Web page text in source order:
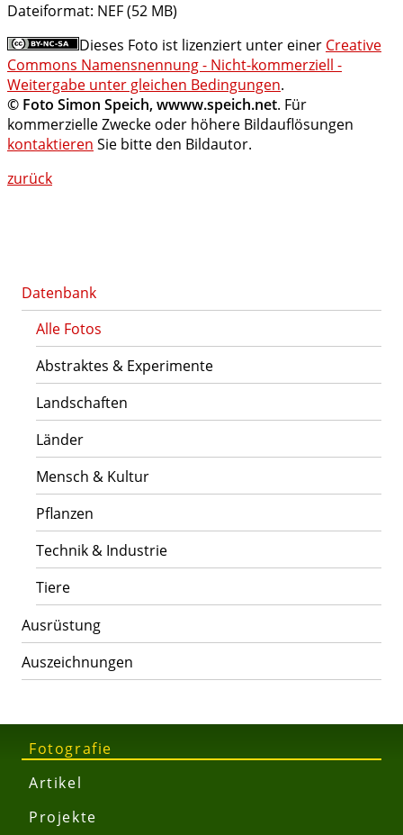
Fotografie
Artikel
Projekte
Datenbank
Alle Fotos
Abstraktes & Experimente
Landschaften
Länder
Mensch & Kultur
Pflanzen
Technik & Industrie
Tiere
Ausrüstung
Auszeichnungen
Dateiformat: NEF (52 MB)
Dieses Foto ist lizenziert unter einer Creative
Commons Namensnennung - Nicht-kommerziell -
Weitergabe unter gleichen Bedingungen.
© Foto Simon Speich, wwww.speich.net. Für
kommerzielle Zwecke oder höhere Bildauflösungen
kontaktieren Sie bitte den Bildautor.
zurück